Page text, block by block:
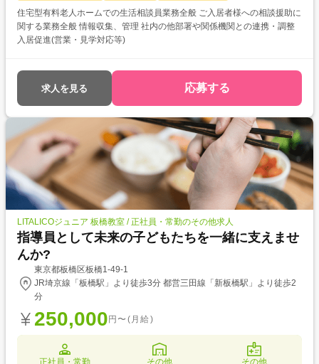
住宅型有料老人ホームでの生活相談員業務全般 ご入居者様への相談援助に
関する業務全般 情報収集、管理 社内の他部署や関係機関との連携・調整
入居促進(営業・見学対応等)
求人を見る 応募する
LITALICOジュニア 板橋教室 / 正社員・常勤のその他求人
指導員として未来の子どもたちを一緒に支えませ
んか?
東京都板橋区板橋1-49-1
JR埼京線「板橋駅」より徒歩3分 都営三田線「新板橋駅」より徒歩2
分
250,000 円〜(月給)